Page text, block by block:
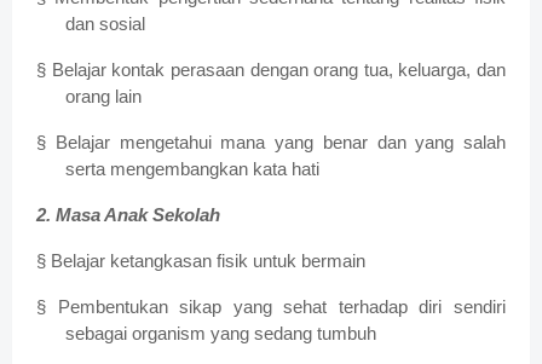
dan sosial
§ Belajar kontak perasaan dengan orang tua, keluarga, dan
orang lain
§ Belajar mengetahui mana yang benar dan yang salah
serta mengembangkan kata hati
2. Masa Anak Sekolah
§ Belajar ketangkasan fisik untuk bermain
§ Pembentukan sikap yang sehat terhadap diri sendiri
sebagai organism yang sedang tumbuh